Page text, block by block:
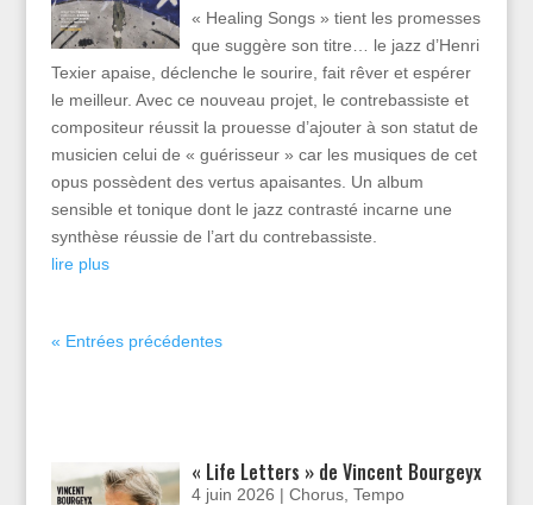
« Healing Songs » tient les promesses
que suggère son titre… le jazz d’Henri
Texier apaise, déclenche le sourire, fait rêver et espérer
le meilleur. Avec ce nouveau projet, le contrebassiste et
compositeur réussit la prouesse d’ajouter à son statut de
musicien celui de « guérisseur » car les musiques de cet
opus possèdent des vertus apaisantes. Un album
sensible et tonique dont le jazz contrasté incarne une
synthèse réussie de l’art du contrebassiste.
lire plus
« Entrées précédentes
« Life Letters » de Vincent Bourgeyx
4 juin 2026 |Chorus ,Tempo